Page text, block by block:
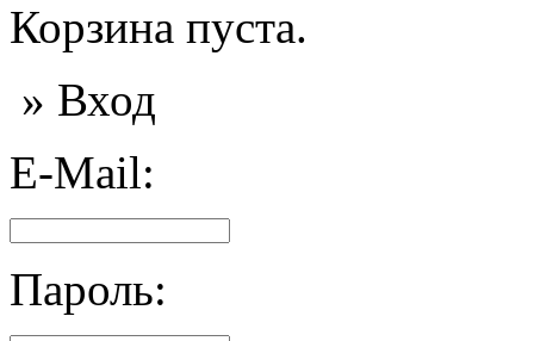
Корзина пуста.
» Вход
E-Mail:
Пароль: